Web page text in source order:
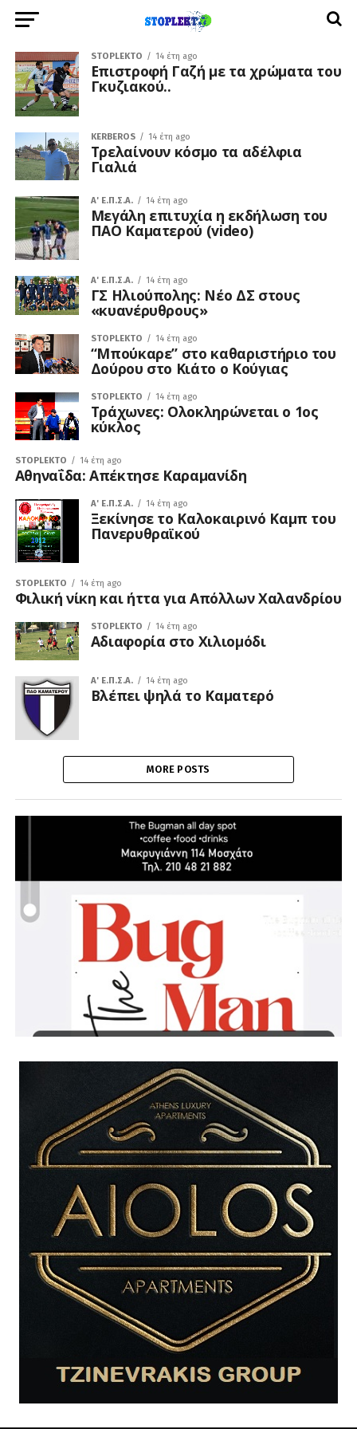
STOPLEKTO 14 έτη ago
Eπιστροφή Γαζή με τα χρώματα του
Γκυζιακού..
KERBEROS 14 έτη ago
Τρελαίνουν κόσμο τα αδέλφια
Γιαλιά
A' Ε.Π.Σ.Α. 14 έτη ago
Μεγάλη επιτυχία η εκδήλωση του
ΠΑΟ Καματερού (video)
A' Ε.Π.Σ.Α. 14 έτη ago
ΓΣ Ηλιούπολης: Νέο ΔΣ στους
«κυανέρυθρους»
STOPLEKTO 14 έτη ago
“Mπούκαρε” στο καθαριστήριο του
Δούρου στο Κιάτο ο Κούγιας
STOPLEKTO 14 έτη ago
Τράχωνες: Ολοκληρώνεται ο 1ος
κύκλος
STOPLEKTO 14 έτη ago
Αθηναΐδα: Απέκτησε Καραμανίδη
A' Ε.Π.Σ.Α. 14 έτη ago
Ξεκίνησε το Καλοκαιρινό Καμπ του
Πανερυθραϊκού
STOPLEKTO 14 έτη ago
Φιλική νίκη και ήττα για Απόλλων Χαλανδρίου
STOPLEKTO 14 έτη ago
Αδιαφορία στο Χιλιομόδι
A' Ε.Π.Σ.Α. 14 έτη ago
Βλέπει ψηλά το Καματερό
MORE POSTS